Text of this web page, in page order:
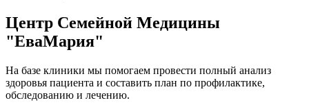
Центр Семейной Медицины
"ЕваМария"
На базе клиники мы помогаем провести полный анализ
здоровья пациента и составить план по профилактике,
обследованию и лечению.